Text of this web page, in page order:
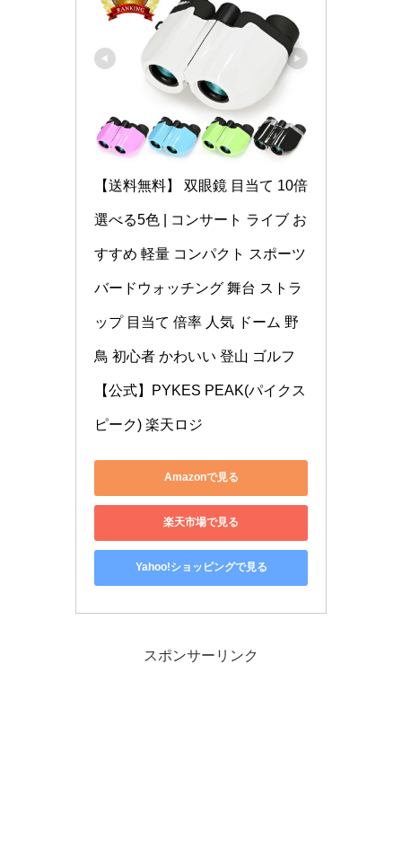
【送料無料】 双眼鏡 目当て 10倍
選べる5色 | コンサート ライブ お
すすめ 軽量 コンパクト スポーツ
バードウォッチング 舞台 ストラ
ップ 目当て 倍率 人気 ドーム 野
鳥 初心者 かわいい 登山 ゴルフ
【公式】PYKES PEAK(パイクス
ピーク) 楽天ロジ
Amazonで見る
楽天市場で見る
Yahoo!ショッピングで見る
スポンサーリンク